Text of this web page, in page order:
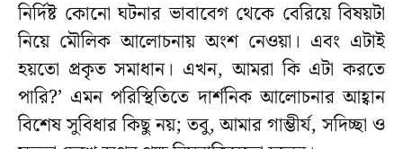
নির্দিষ্ট কোনো ঘটনার ভাবাবেগ থেকে বেরিয়ে বিষয়টা
নিয়ে মৌলিক আলোচনায় অংশ নেওয়া। এবং এটাই
হয়তো প্রকৃত সমাধান। এখন, আমরা কি এটা করতে
পারি?’ এমন পরিস্থিতিতে দার্শনিক আলোচনার আহ্বান
বিশেষ সুবিধার কিছু নয়; তবু, আমার গাম্ভীর্য, সদিচ্ছা ও